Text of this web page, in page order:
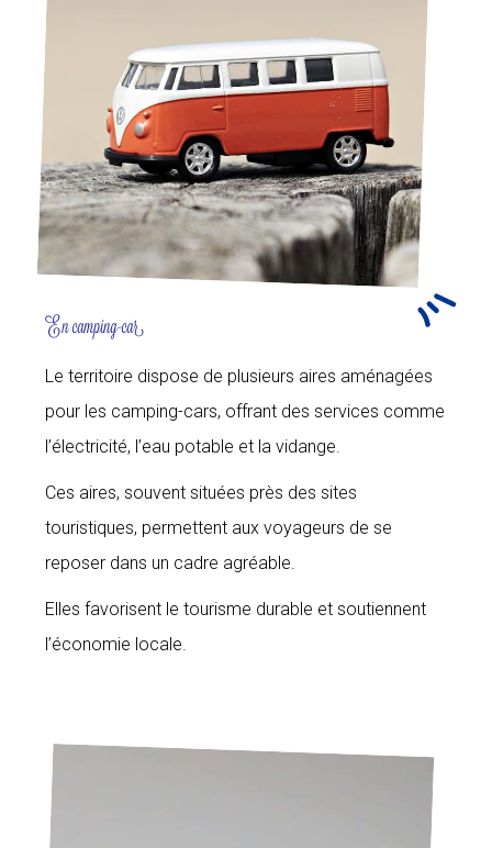
En camping-car
Le territoire dispose de plusieurs aires aménagées
pour les camping-cars, offrant des services comme
l’électricité, l’eau potable et la vidange.
Ces aires, souvent situées près des sites
touristiques, permettent aux voyageurs de se
reposer dans un cadre agréable.
Elles favorisent le tourisme durable et soutiennent
l’économie locale.